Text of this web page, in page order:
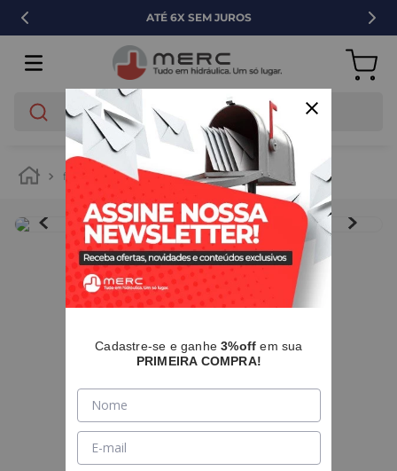
6X SEM JUROS
O que você está buscando?
ferramentas ferramentas manuais alicate
IMAGENS MERAMENTE ILUSTRATIVAS
Cadastre-se e ganhe3%off em sua
PRIMEIRA COMPRA!